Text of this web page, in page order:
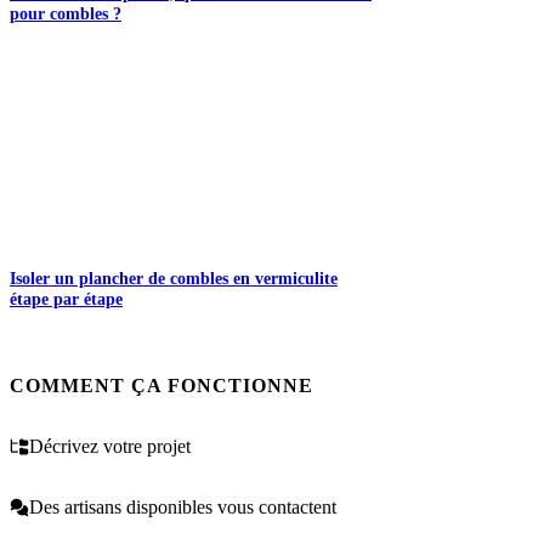
pour combles ?
Isoler un plancher de combles en vermiculite
étape par étape
COMMENT ÇA FONCTIONNE
Décrivez votre projet
Des artisans disponibles vous contactent